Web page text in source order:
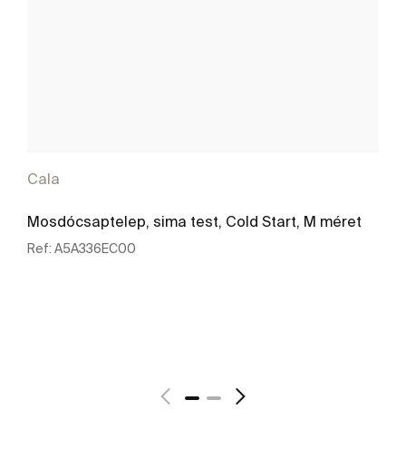
Cala
Mosdócsaptelep, sima test, Cold Start, M méret
Ref: A5A336EC00